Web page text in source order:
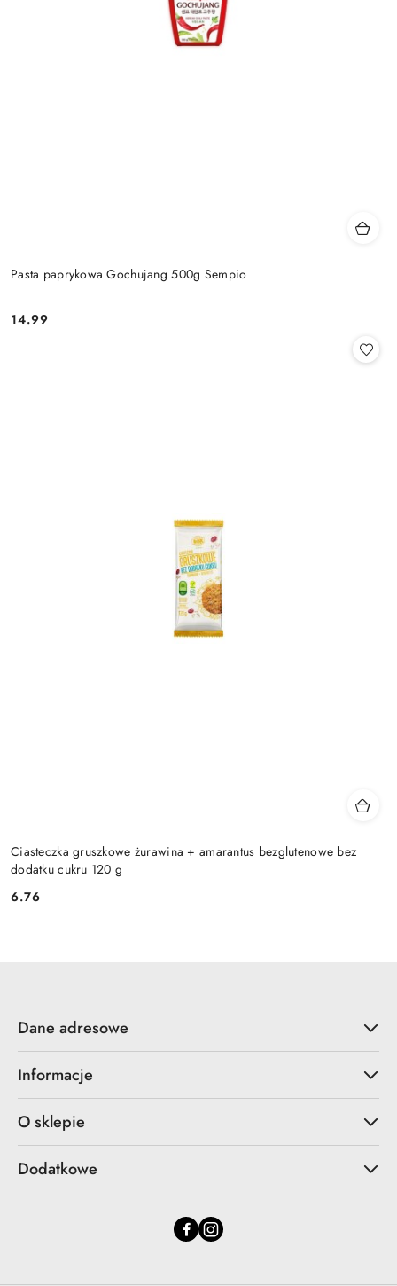
Pasta paprykowa Gochujang 500g Sempio
Cena:
14.99
Ciasteczka gruszkowe żurawina + amarantus bezglutenowe bez
dodatku cukru 120 g
Cena:
6.76
Dane adresowe
Informacje
O sklepie
Dodatkowe